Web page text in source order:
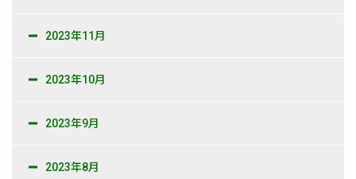
2023年11月
2023年10月
2023年9月
2023年8月